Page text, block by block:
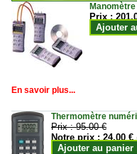
Prix :
Ajouter
En savoir plus...
Thermomètre
Prix :95.00 €
Notre prix :24.00 €
Ajouter au panier